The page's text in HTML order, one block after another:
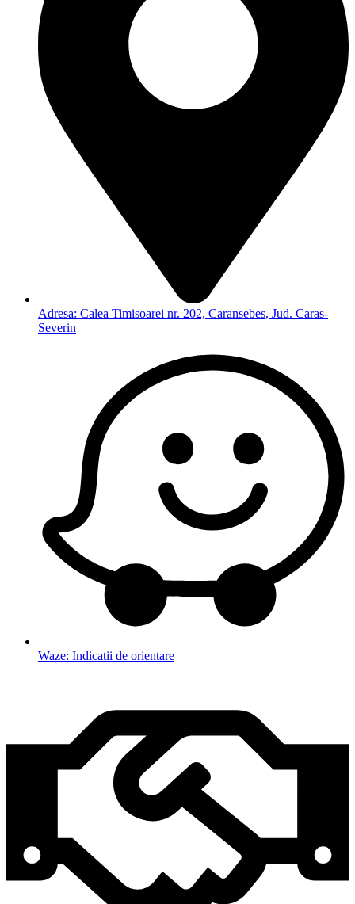
Adresa: Calea Timisoarei nr. 202, Caransebes, Jud. Caras-
Severin
Waze: Indicatii de orientare